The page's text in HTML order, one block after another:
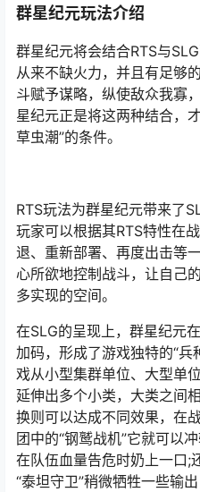
群星纪元玩法介绍
群星纪元将会结合RTS与
从来不缺火力，并且有足够
斗赋予谋略，纵使敌众我寡
星纪元正是将这两种结合，
草虫潮”的条件。
RTS玩法为群星纪元带来了
玩家可以根据其RTS特性在
退、重新部署、再度出击等
心所欲地控制战斗，让自己
多实现的空间。
在SLG的呈现上，群星纪元
加码，形成了游戏独特的“
戏从小型集群单位、大型单
延伸出多个小类，大类之间
换则可以达成不同效果，在
团中的“钢鹫战机”它就可以
在队伍血量告危时奶上一口;
“泰坦守卫”稍微牺牲一些输